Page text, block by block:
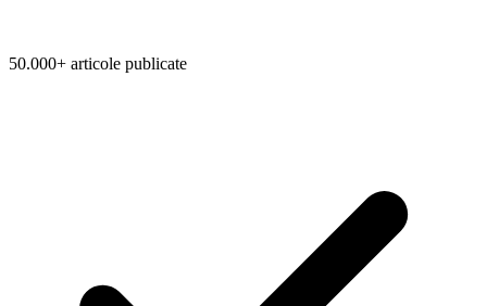
50.000+ articole publicate